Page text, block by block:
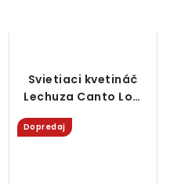
Svietiaci kvetináč
Lechuza Canto Low
Dopredaj